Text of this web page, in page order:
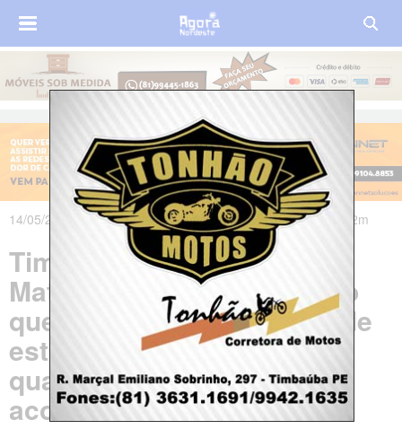
14/05/2024 às 06h45m - Atualizado em 14/05/2024 às 07h52m
Timbaúba é o município da
Mata Norte de Pernambuco
que mais registrou casos de
estupro no primeiro
quadrimestre de 2024, de
acordo com a SDS-PE